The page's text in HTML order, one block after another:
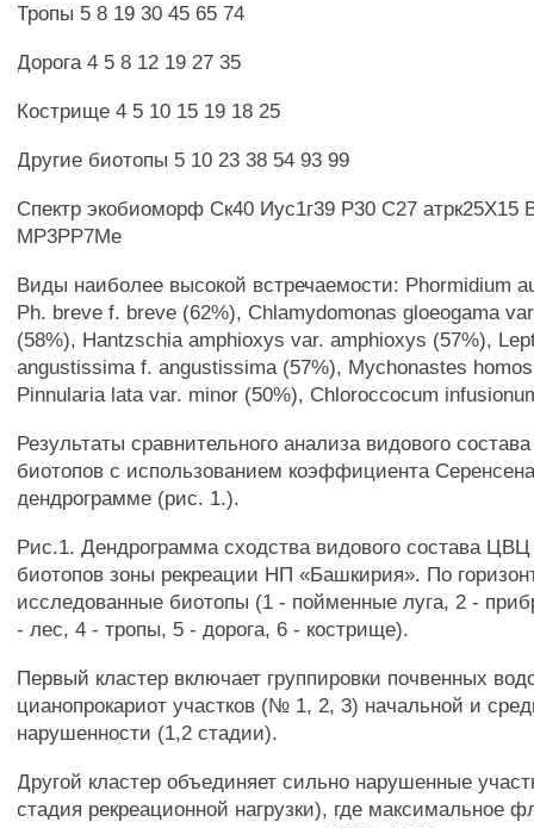
Тропы 5 8 19 30 45 65 74
Дорога 4 5 8 12 19 27 35
Кострище 4 5 10 15 19 18 25
Другие биотопы 5 10 23 38 54 93 99
Спектр экобиоморф Ск40 Иус1г39 Р30 С27
МР3РР7Ме
Виды наиболее высокой встречаемости: Phormidium
Ph. breve f. breve (62%), Chlamydomonas gloeogama
(58%), Hantzschia amphioxys var. amphioxys (57%),
angustissima f. angustissima (57%), Mychonastes
Pinnularia lata var. minor (50%), Chloroccocum
Результаты сравнительного анализа видового
биотопов с использованием коэффициента
дендрограмме (рис. 1.).
Рис.1. Дендрограмма сходства видового состава
биотопов зоны рекреации НП «Башкирия». По
исследованные биотопы (1 - пойменные луга, 2 -
- лес, 4 - тропы, 5 - дорога, 6 - кострище).
Первый кластер включает группировки почвенных
цианопрокариот участков (№ 1, 2, 3) начальной и
нарушенности (1,2 стадии).
Другой кластер объединяет сильно нарушенные
стадия рекреационной нагрузки), где максимальное